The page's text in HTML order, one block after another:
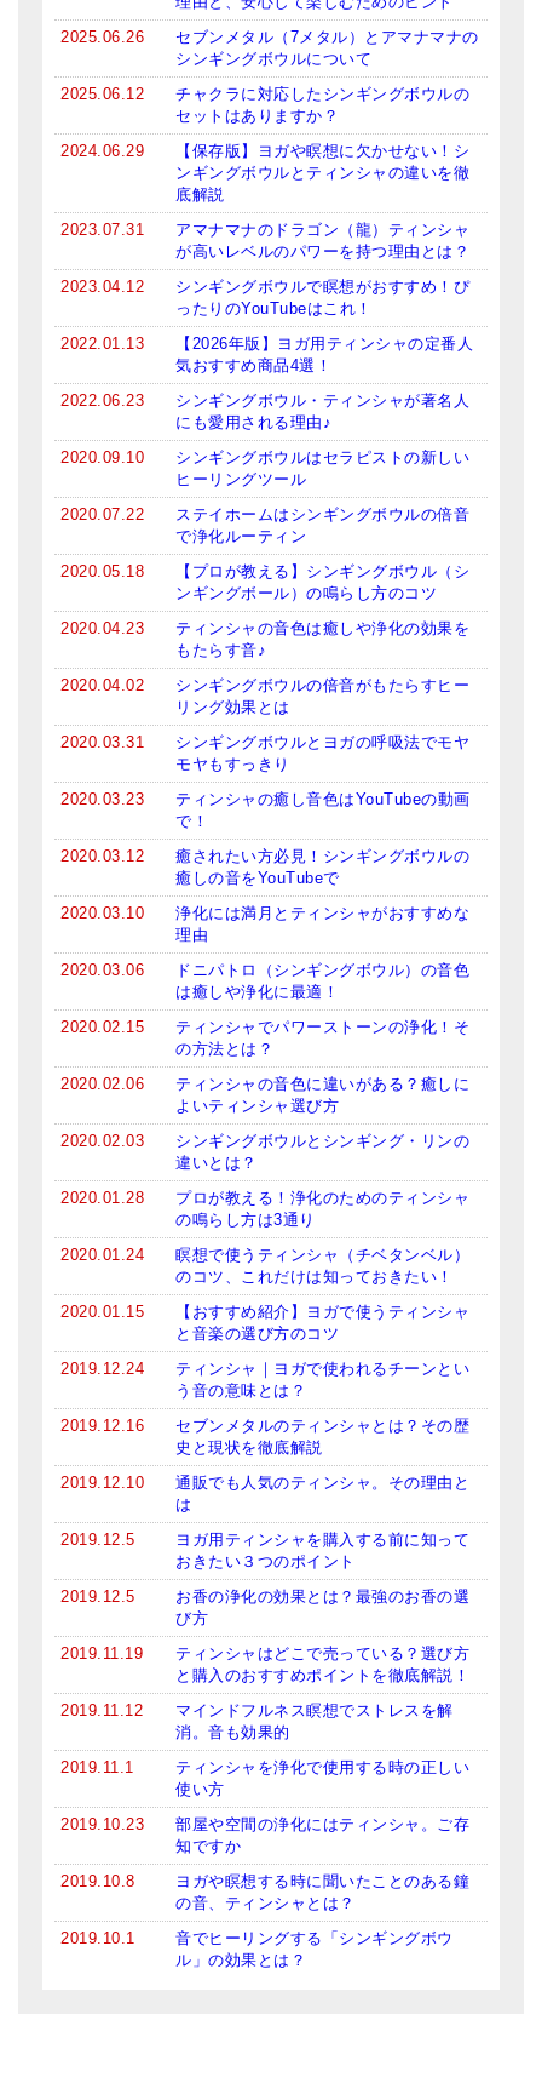
お香定期購入（ラクとくサブスク）
チベット高僧のオラクルカード
ベル＆ドルジェ
シンギングボウル入門本・CD
アウトレット
オリジナルグッズ
神々とつながるジュエリー
ヒーリング・マンダラポスター
ロゴステッカー・ポストカード各種
亡命チベット人尼僧のお守り・チャーム
チベット・マントラ・ヒーリングCD
ギフトラッピング
シンギングボウル講座
初級講座
倍音呼吸法レッスン
ビギナー講師・養成講座
アマナマナとは
About Us
メールお便り登録
特商法の表記
2025.06.26
セブンメタル（7メタル）とアマナマナの
シンギングボウルについて
2025.06.12
チャクラに対応したシンギングボウルの
セットはありますか？
2024.06.29
【保存版】ヨガや瞑想に欠かせない！シ
ンギングボウルとティンシャの違いを徹
底解説
2023.07.31
アマナマナのドラゴン（龍）ティンシャ
が高いレベルのパワーを持つ理由とは？
2023.04.12
シンギングボウルで瞑想がおすすめ！ぴ
ったりのYouTubeはこれ！
2022.01.13
【2026年版】ヨガ用ティンシャの定番人
気おすすめ商品4選！
2022.06.23
シンギングボウル・ティンシャが著名人
にも愛用される理由♪
2020.09.10
シンギングボウルはセラピストの新しい
ヒーリングツール
2020.07.22
ステイホームはシンギングボウルの倍音
で浄化ルーティン
2020.05.18
【プロが教える】シンギングボウル（シ
ンギングボール）の鳴らし方のコツ
2020.04.23
ティンシャの音色は癒しや浄化の効果を
もたらす音♪
2020.04.02
シンギングボウルの倍音がもたらすヒー
リング効果とは
2020.03.31
シンギングボウルとヨガの呼吸法でモヤ
モヤもすっきり
2020.03.23
ティンシャの癒し音色はYouTubeの動画
で！
2020.03.12
癒されたい方必見！シンギングボウルの
癒しの音をYouTubeで
2020.03.10
浄化には満月とティンシャがおすすめな
理由
2020.03.06
ドニパトロ（シンギングボウル）の音色
は癒しや浄化に最適！
2020.02.15
ティンシャでパワーストーンの浄化！そ
の方法とは？
2020.02.06
ティンシャの音色に違いがある？癒しに
よいティンシャ選び方
2020.02.03
シンギングボウルとシンギング・リンの
違いとは？
2020.01.28
プロが教える！浄化のためのティンシャ
の鳴らし方は3通り
2020.01.24
瞑想で使うティンシャ（チベタンベル）
のコツ、これだけは知っておきたい！
2020.01.15
【おすすめ紹介】ヨガで使うティンシャ
と音楽の選び方のコツ
2019.12.24
ティンシャ｜ヨガで使われるチーンとい
う音の意味とは？
2019.12.16
セブンメタルのティンシャとは？その歴
史と現状を徹底解説
2019.12.10
通販でも人気のティンシャ。その理由と
は
2019.12.5
ヨガ用ティンシャを購入する前に知って
おきたい３つのポイント
2019.12.5
お香の浄化の効果とは？最強のお香の選
び方
2019.11.19
ティンシャはどこで売っている？選び方
と購入のおすすめポイントを徹底解説！
2019.11.12
マインドフルネス瞑想でストレスを解
消。音も効果的
2019.11.1
ティンシャを浄化で使用する時の正しい
使い方
2019.10.23
部屋や空間の浄化にはティンシャ。ご存
知ですか
2019.10.8
ヨガや瞑想する時に聞いたことのある鐘
の音、ティンシャとは？
2019.10.1
音でヒーリングする「シンギングボウ
ル」の効果とは？